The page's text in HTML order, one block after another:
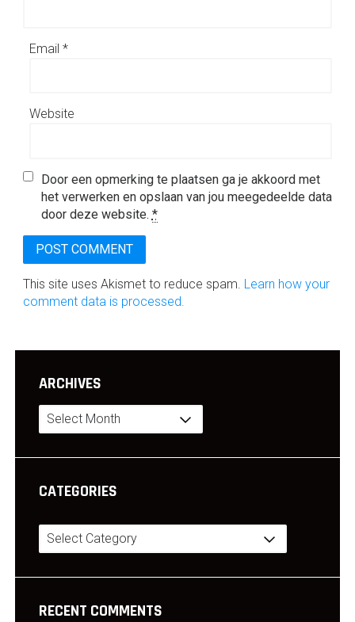
Email *
Website
Door een opmerking te plaatsen ga je akkoord met
het verwerken en opslaan van jou meegedeelde data
door deze website. *
This site uses Akismet to reduce spam. Learn how your
comment data is processed.
ARCHIVES
Archives
CATEGORIES
Categories
RECENT COMMENTS